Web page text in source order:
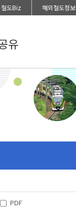
철도Biz 해외철도정보
유
PDF